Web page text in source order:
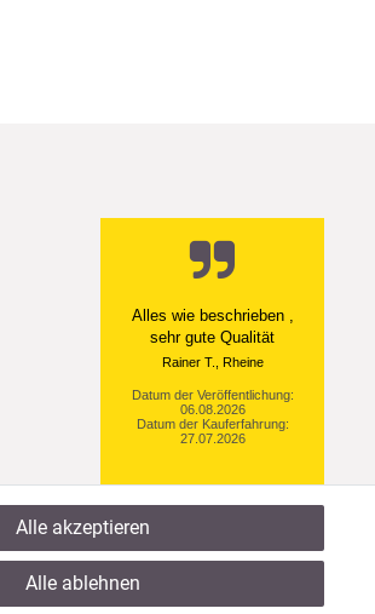
Ein einfach toller Service
- prompte Lieferung und
sogar mit Pflegehinweis!
Datum der Veröffentlichung:
05.08.2026
Datum der Kauferfahrung:
29.07.2026
922 Bewertungen
Alle akzeptieren
Alle ablehnen